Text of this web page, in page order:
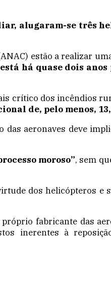
alugaram-se três
estão a realizar
está há quase dois
crítico dos incêndios
de, pelo menos,
das aeronaves deve
moroso”, sem
dos helicópteros e
fabricante das
inerentes à